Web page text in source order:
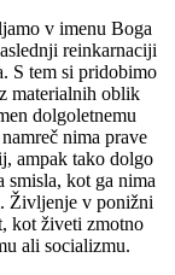
v imenu Boga
reinkarnaciji
S tem si pridobimo
materialnih oblik
dolgoletnemu
nima prave
ampak tako dolgo
smisla, kot ga nima
Življenje v ponižni
kot živeti zmotno
ali socializmu.